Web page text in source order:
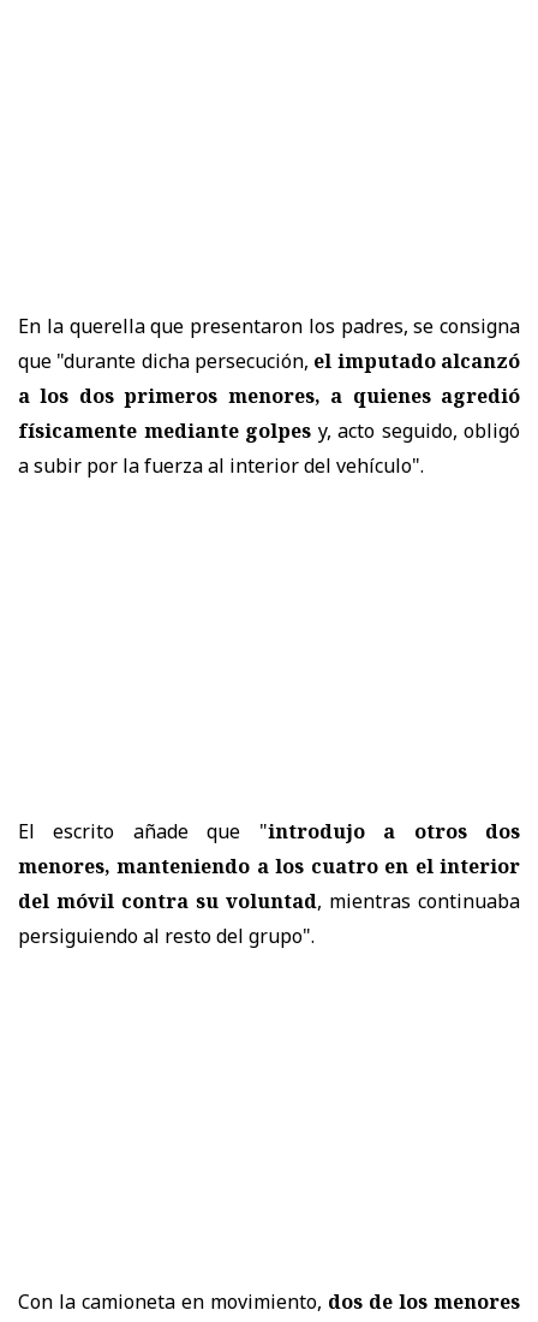
En la querella que presentaron los padres, se consigna
que "durante dicha persecución, el imputado alcanzó
a los dos primeros menores, a quienes agredió
físicamente mediante golpes y, acto seguido, obligó
a subir por la fuerza al interior del vehículo".
El escrito añade que "introdujo a otros dos
menores, manteniendo a los cuatro en el interior
del móvil contra su voluntad, mientras continuaba
persiguiendo al resto del grupo".
Con la camioneta en movimiento, dos de los menores